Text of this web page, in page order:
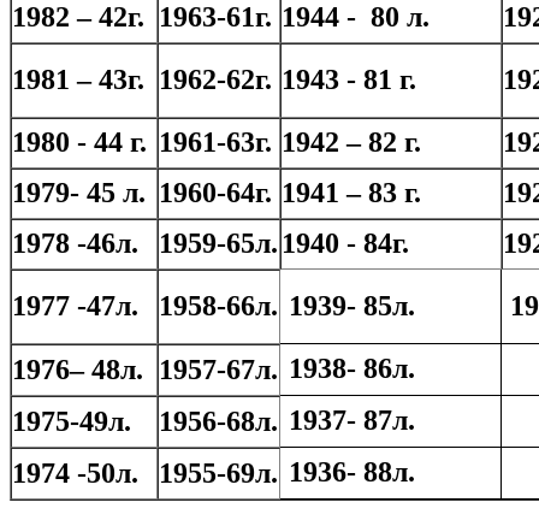
1982 – 42г. 1963-61г. 1944 - 80 л.
1981 – 43г. 1962-62г. 1943 - 81 г.
1980 - 44 г. 1961-63г. 1942 – 82 г.
1979- 45 л. 1960-64г. 1941 – 83 г.
1978 -46л.
1959-65л. 1940 - 84г.
1977 -47л.
1958-66л. 1939- 85л.
1976– 48л. 1957-67л. 1938- 86л.
1975-49л.
1956-68л. 1937- 87л.
1974 -50л.
1955-69л. 1936- 88л.